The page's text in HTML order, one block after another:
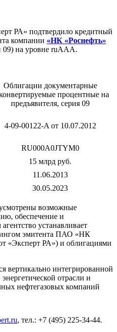
РА» подтвердило кредитный
компании «НК «Роснефть»
09) на уровне ruAAA.
Облигации документарные
процентные на
предъявителя, серия 09
4-09-00122-A от 10.07.2012
RU000A0JTYM0
15 млрд руб.
11.06.2013
30.05.2023
возможные
обеспечение и
устанавливает
эмитента ПАО «НК
«Эксперт РА») и облигациями
вертикально интегрированной
отрасли и
нефтегазовых компаний
, тел.: +7 (495) 225-34-44.